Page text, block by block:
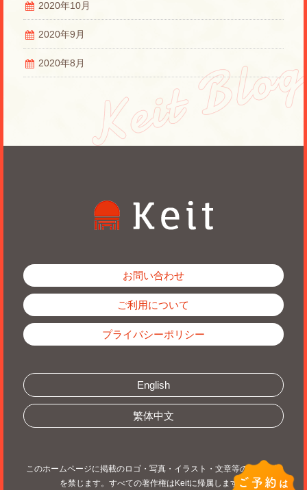
2020年10月
2020年9月
2020年8月
ご予約 は
お問い合わせ
ご利用について
プライバシーポリシー
English
繁体中文
このホームページに掲載のロゴ・写真・イラスト・文章等の無断転載
を禁じます。すべての著作権はKeitに帰属します。